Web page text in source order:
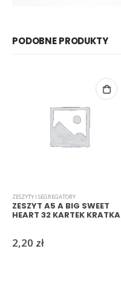
PODOBNE PRODUKTY
ZESZYTY I SEGREGATORY
ZESZYT A5 A BIG SWEET
HEART 32 KARTEK KRATKA
2,20 zł